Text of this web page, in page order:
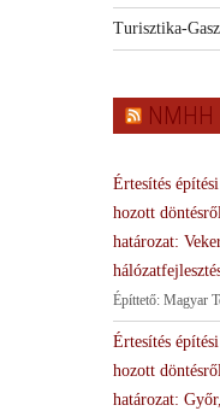
Turisztika-
NMHH
Értesítés
hozott
határozat:
Építtető: Magyar
Értesítés
hozott
határozat: